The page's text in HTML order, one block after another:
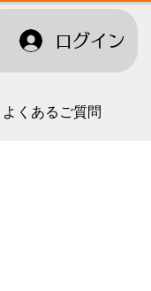
ログイン
よくあるご質問